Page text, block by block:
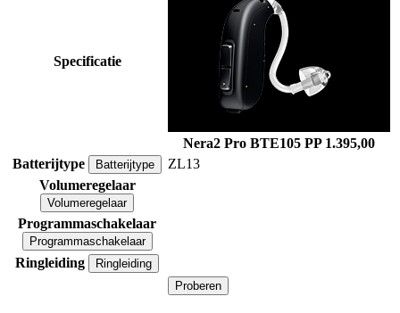
Specificatie
Nera2 Pro BTE105 PP 1.395,00
Batterijtype
Batterijtype
ZL13
Volumeregelaar
Volumeregelaar
Programmaschakelaar
Programmaschakelaar
Ringleiding
Ringleiding
Proberen